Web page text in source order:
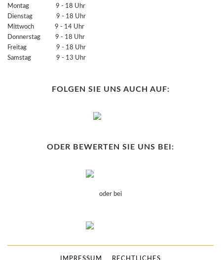
Montag 9 - 18 Uhr
Dienstag 9 - 18 Uhr
Mittwoch 9 - 14 Uhr
Donnerstag 9 - 18 Uhr
Freitag 9 - 18 Uhr
Samstag 9 - 13 Uhr
FOLGEN SIE UNS AUCH AUF:
ODER BEWERTEN SIE UNS BEI:
oder bei